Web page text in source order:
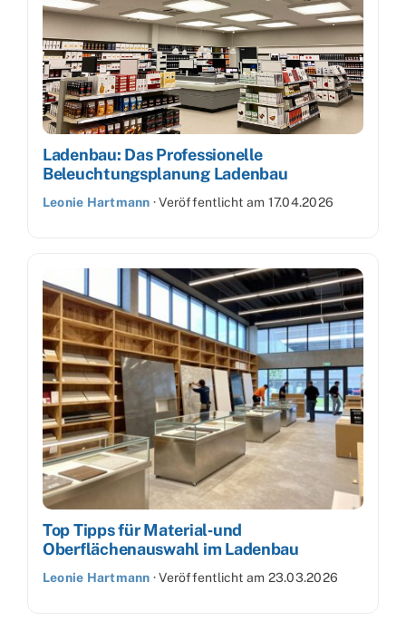
Ladenbau: Das Professionelle
Beleuchtungsplanung Ladenbau
Leonie Hartmann ·Veröffentlicht am 17.04.2026
Top Tipps für Material‑und
Oberflächenauswahl im Ladenbau
Leonie Hartmann ·Veröffentlicht am 23.03.2026